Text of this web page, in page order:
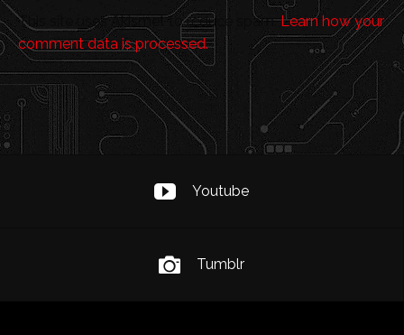
This site uses Akismet to reduce spam.Learn how your
comment data is processed.
Youtube
Tumblr